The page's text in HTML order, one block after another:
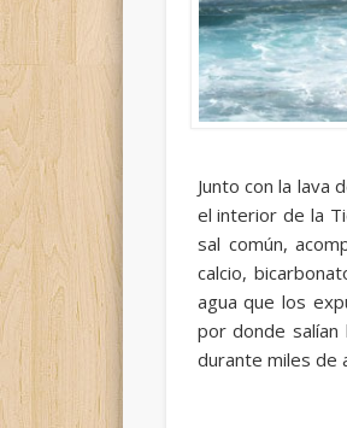
Junto con la lava
el interior de la
sal común,
calcio,
agua que los
por donde salían
durante miles de